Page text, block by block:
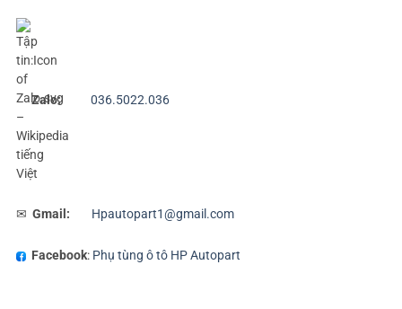
Zalo: 036.5022.036
✉ Gmail: Hpautopart1@gmail.com
Facebook: Phụ tùng ô tô HP Autopart